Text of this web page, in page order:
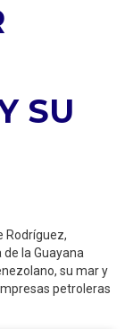
SU
Rodríguez,
la Guayana
su mar y
petroleras